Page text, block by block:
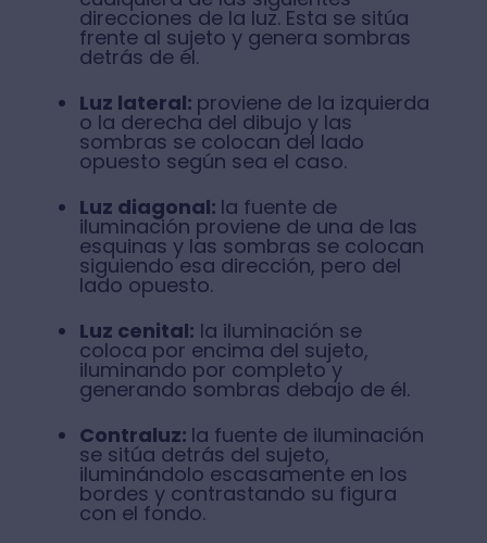
direcciones de la luz. Esta se sitúa
frente al sujeto y genera sombras
detrás de él.
Luz lateral: proviene de la izquierda
o la derecha del dibujo y las
sombras se colocan del lado
opuesto según sea el caso.
Luz diagonal: la fuente de
iluminación proviene de una de las
esquinas y las sombras se colocan
siguiendo esa dirección, pero del
lado opuesto.
Luz cenital: la iluminación se
coloca por encima del sujeto,
iluminando por completo y
generando sombras debajo de él.
Contraluz: la fuente de iluminación
se sitúa detrás del sujeto,
iluminándolo escasamente en los
bordes y contrastando su figura
con el fondo.